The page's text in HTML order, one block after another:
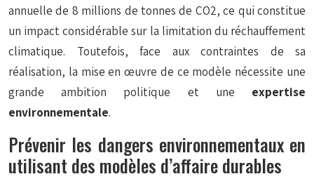
annuelle de 8 millions de tonnes de CO2, ce qui constitue
un impact considérable sur la limitation du réchauffement
climatique. Toutefois, face aux contraintes de sa
réalisation, la mise en œuvre de ce modèle nécessite une
grande ambition politique et une expertise
environnementale.
Prévenir les dangers environnementaux en
utilisant des modèles d’affaire durables